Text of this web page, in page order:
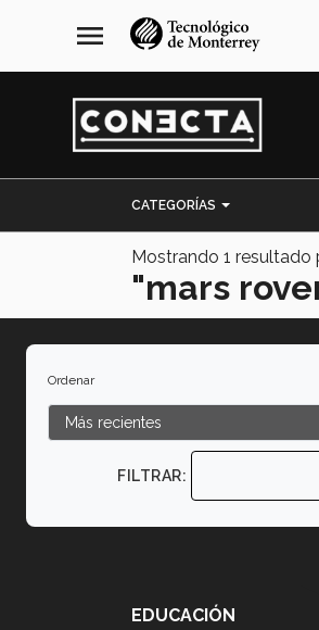
navegación
principal
menu
CATEGORÍAS
Mostrando 1 resultado
"mars
Ordenar
FILTRAR:
EDUCACIÓN